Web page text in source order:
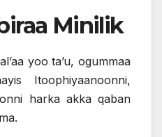
Minilik
yoo ta’u, ogummaa
Itoophiyaanoonni,
harka akka qaban